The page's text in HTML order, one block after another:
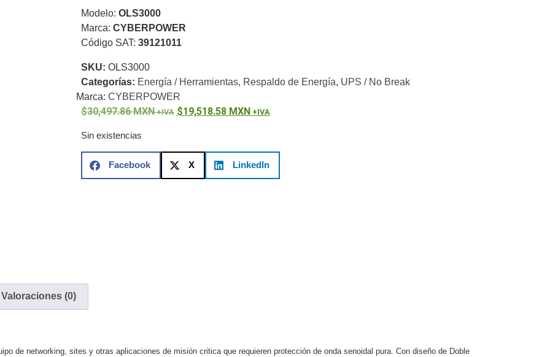
Cable Coaxial y ConectoresCables Armados -
Para Alimentación y ElectricidadRG59 Tipo
BalaCodificadores y Decodificadores de
Fisheye y HemisféricasLente Motorizado
Profesionales - CajaPTZTérmicasWiFi / 4G / Inalámbricas
Videograbadoras Analógicas - TurboHD TVI / AHD / CVI
/ Monitores
DirectaRedes
de AplicaciónUnidades de Estado Sólido (SSD)
Modelo: OLS3000
Marca: CYBERPOWER
Código SAT: 39121011
SKU: OLS3000
Categorías: Energía / Herramientas, Respaldo de Energía, UPS / No Break
Marca: CYBERPOWER
30,497.86MXN 19,518.58 MXN
Sin existencias
Facebook X LinkedIn
Valoraciones (0)
de networking, sites y otras aplicaciones de misión critica que requieren protección de onda senoidal pura. Con diseño de Doble